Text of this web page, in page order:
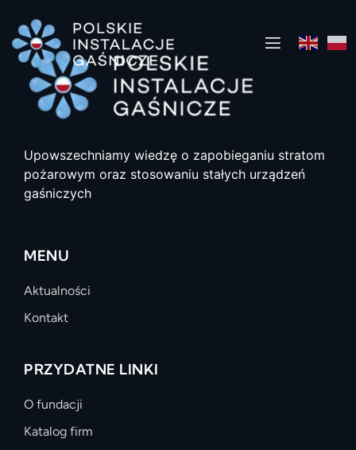
Upowszechniamy wiedzę o zapobieganiu stratom
pożarowym oraz stosowaniu stałych urządzeń
gaśniczych
MENU
Aktualności
Kontakt
PRZYDATNE LINKI
O fundacji
Katalog firm